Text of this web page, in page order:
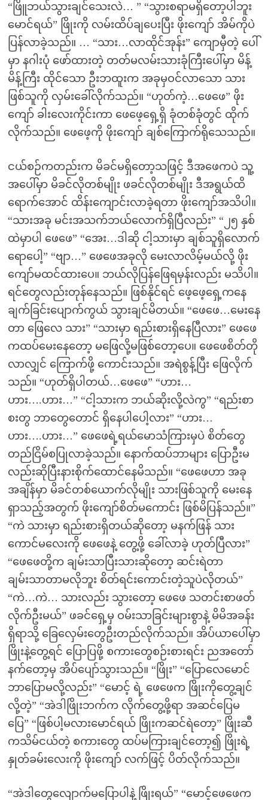
“ဖြိူဘယ်သွားချင်သေးလဲ… ” “သွားစရာမရှိတော့ပါဘူး
မောင်ရယ်” ဖြိုးကို လမ်းထိပ်ချပေးပြီး ဖိုးကျော် အိမ်ကိုပဲ
ပြန်လာခဲ့သည်။ … “သား…လာထိုင်အုန်း” ကျောမှီတဲ့ ပေါ်
မှာ နဂါးပုံ ဖော်ထားတဲ့ တတ်မလမ်းသားခုံကြီးပေါ်မှာ မိန့်
မိန့်ကြီး ထိုင်သော ဦးဘထူးက အခုမှဝင်လာသော သား
ဖြစ်သူကို လှမ်းခေါ်လိုက်သည်။ “ဟုတ်ကဲ့…ဖေဖေ” ဖိုး
ကျော် ခါးလေးကိုင်းကာ ဖေဖေ့ရှေ့ရှိ ခုံတစ်ခုံတွင် ထိုက်
လိုက်သည်။ ဖေဖေ့ကို ဖိုးကျော် ချစ်ကြောက်ရိုသေသည်။
ငယ်စဉ်ကတည်းက မိခင်မရှိတော့သဖြင့် ဒီအဖေကပဲ သူ့
အပေါ်မှာ မိခင်လိုတစ်မျိုး ဖခင်လိုတစ်မျိုး ဒီအရွယ်ထိ
ရောက်အောင် ထိန်းကျောင်းလာခဲ့ရတာ ဖိုးကျော်အသိပါ။
“သားအခု မင်းအသက်ဘယ်လောက်ရှိပြီလည်း” “၂၅ နှစ်
ထဲမှာပါ ဖေဖေ” “အေး…ဒါဆို ငါ့သားမှာ ချစ်သူရှိလောက်
ရောပေါ့” “ဗျာ…” ဖေဖေအခုလို မေးလာလိမ့်မယ်လို့ ဖိုး
ကျော်မထင်ထားပေ။ ဘယ်လိုပြန်ဖြေရမှန်းလည်း မသိပါ။
ရင်တွေလည်းတုန်နေသည်။ ဖြစ်နိုင်ရင် ဖေ့ဖေ့ရှေ့ကနေ
ချက်ခြင်းပျောက်ကွယ် သွားချင်မိတယ်။ “ဖေဖေ…မေးနေ
တာ ဖြေလေ သား” “သားမှာ ရည်းစားရှိနေပြီလား” ဖေဖေ
ကထပ်မေးနေတော့ မဖြေလို့မဖြစ်တော့ပေ။ ဖေဖေစိတ်တို
လာလျှင် ကြောက်ဖို့ ကောင်းသည်။ အရဲစွန့်ပြီး ဖြေလိုက်
သည်။ “ဟုတ်ရှိပါတယ်…ဖေဖေ” “ဟား…
ဟား….ဟား…” “ငါ့သားက ဘယ်ဆိုးလို့လဲကွ” “ရည်းစာ
စးတွ ဘာတွေတောင် ရှိနေပါပေါ့လား” “ဟား…
ဟား….ဟား…” ဖေဖေရဲ့ရယ်မောသံကြားမှပဲ စိတ်တွေ
တည်ငြိမ်စပြုလာခဲ့သည်။ နောက်ထပ်ဘာများ ပြောဦးမ
လည်းဆိုပြီးနားစိုက်ထောင်နေမိသည်။ “ဖေဖေဟာ အခု
အချိန်မှာ မိခင်တစ်ယောက်လိုမျိုး သားဖြစ်သူကို မေးနေ
ရှာသည့်အတွက် ဖိုးကျော်စိတ်မကောင်း ဖြစ်မိပြန်သည်။”
“ကဲ သားမှာ ရည်းစားရှိတယ်ဆိုတော့ မနက်ဖြန် သား
ကောင်မလေးကို ဖေဖေနဲ့ တွေ့ဖို့ ခေါ်လာခဲ့ ဟုတ်ပြီလား”
“ဖေဖေတို့က ချမ်းသာပြီးသားဆိုတော့ ဆင်းရဲတာ
ချမ်းသာတာမလိုဘူး စိတ်ရင်းကောင်းတဲ့သူပဲလိုတယ်”
“ကဲ…ကဲ… သားလည်း သွားတော့ ဖေဖေ သတင်းစာဖတ်
လိုက်ဦးမယ်” ဖခင်ရှေ့မှ ဝမ်းသာခြင်းများစွာနဲ့ မိမိအခန်း
ရှိရာသို့ ခြေလှေမ်းတွေဦးတည်လိုက်သည်။ အိပ်ယာပေါ်မှာ
ဖြိုးနဲ့တွေ့ရင် ပြောပြဖို့ စကားတွေစဉ်းစားရင်း ညအတော်
နက်တော့မှ အိပ်ပျော်သွားသည်။ “ဖြိုး” “ပြောလေမောင်
ဘာပြောမလို့လည်း” “မောင့် ရဲ့ ဖေဖေက ဖြိုးကိုတွေ့ချင်
လို့တဲ့” “အဲဒါဖြိုးဘက်က လိုက်တွေ့ဖို့ရာ အဆင်ပြေမ
ပြေ” “ဖြစ်ပါ့မလားမောင်ရယ် ဖြိုးကဆင်ရဲတော့” ဖြိုးဆီ
ကသိမ်ငယ်တဲ့ စကားတွေ ထပ်မကြားချင်တော့၍ ဖြိုးရဲ့
နှုတ်ခမ်းလေးကို ဖိုးကျော် လက်ဖြင့် ပိတ်လိုက်သည်။
“အဲဒါတွေလျောက်မပြောပါနဲ့ ဖြိုးရယ်” “မောင့်ဖေဖေက